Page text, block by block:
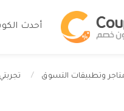
أحدث
وتطبيقات التسوق